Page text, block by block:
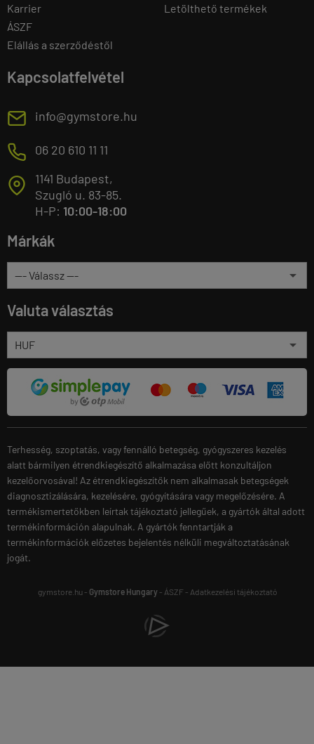
Karrier
ÁSZF
Elállás a szerződéstől
Letölthető termékek
Kapcsolatfelvétel
E info@gymstore.hu
M 06 20 610 11 11
T
1141 Budapest,
Szugló u. 83-85.
H-P: 10:00-18:00
Márkák
Valuta választás
Terhesség, szoptatás, vagy fennálló betegség, gyógyszeres kezelés
alatt bármilyen étrendkiegészítő alkalmazása előtt konzultáljon
kezelőorvosával! Az étrendkiegészítők nem alkalmasak betegségek
diagnosztizálására, kezelésére, gyógyítására vagy megelőzésére. A
termékismertetőkben leírtak tájékoztató jellegűek, a gyártók által adott
termékinformáción alapulnak. A gyártók fenntartják a
termékinformációk előzetes bejelentés nélküli megváltoztatásának
jogát.
gymstore.hu - Gymstore Hungary- ÁSZF- Adatkezelési tájékoztató